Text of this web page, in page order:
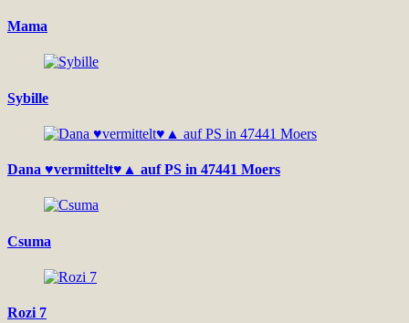
Mama
Sybille
Dana ♥vermittelt♥▲ auf PS in 47441 Moers
Csuma
Rozi 7